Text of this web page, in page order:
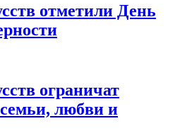
отметили День
ограничат
любви и